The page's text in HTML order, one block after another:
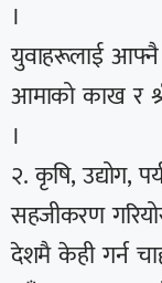
।
युवाहरूलाई आफ्नै
आमाको काख र
।
२. कृषि, उद्योग,
सहजीकरण
देशमै केही गर्न